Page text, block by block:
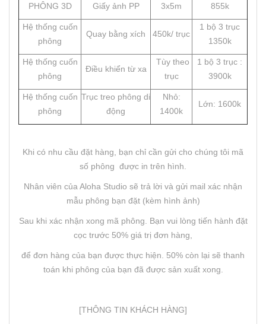
PHÔNG 3D Giấy ảnh PP 3x5m 855k
Hệ thống cuốn
phông
Quay bằng xích 450k/ trục
1 bộ 3 trục
1350k
Hệ thống cuốn
phông
Điều khiển từ xa
Tùy theo
trục
1 bộ 3 trục :
3900k
Hệ thống cuốn
phông
Trục treo phông di
động
Nhỏ:
1400k
Lớn: 1600k
Khi có nhu cầu đặt hàng, bạn chỉ cần gửi cho chúng tôi mã
số phông được in trên hình.
Nhân viên của Aloha Studio sẽ trả lời và gửi mail xác nhận
mẫu phông bạn đặt (kèm hình ảnh)
Sau khi xác nhận xong mã phông. Bạn vui lòng tiến hành đặt
cọc trước 50% giá trị đơn hàng,
để đơn hàng của bạn được thực hiện. 50% còn lại sẽ thanh
toán khi phông của bạn đã được sản xuất xong.
[THÔNG TIN KHÁCH HÀNG]